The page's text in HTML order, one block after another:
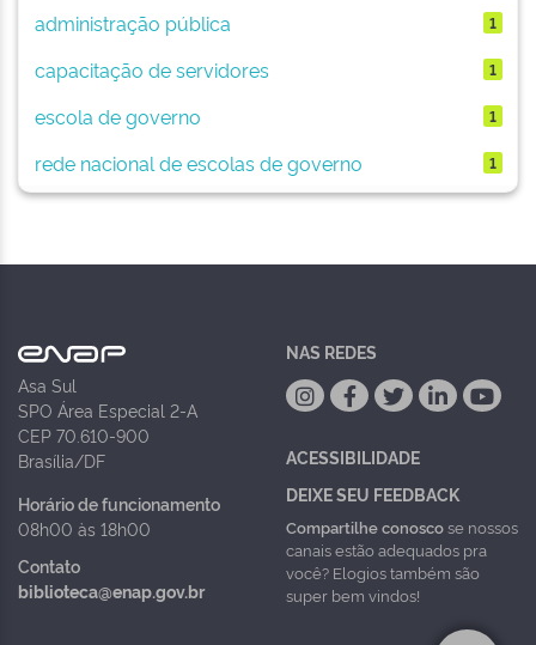
administração pública
1
capacitação de servidores 1
escola de governo 1
rede nacional de escolas de governo 1
Asa Sul
SPO Área Especial 2-A
CEP 70.610-900
Brasília/DF
Horário de funcionamento
08h00 às 18h00
Contato
biblioteca@enap.gov.br
NAS REDES
ACESSIBILIDADE
DEIXE SEU FEEDBACK
Compartilhe conoscose nossos
canais estão adequados pra
você? Elogios também são
super bem vindos!